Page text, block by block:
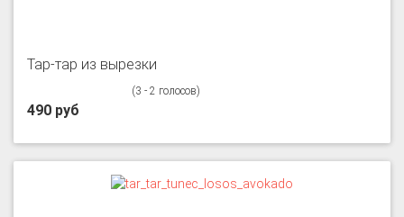
Тар-тар из вырезки
(3 - 2 голосов)
490 руб